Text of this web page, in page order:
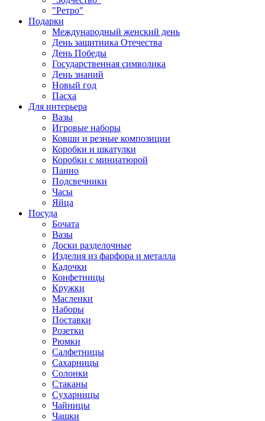
"Ретро"
Подарки
Международный женский день
День защитника Отечества
День Победы
Государственная символика
День знаний
Новый год
Пасха
Для интерьера
Вазы
Игровые наборы
Ковши и резные композиции
Коробки и шкатулки
Коробки с миниатюрой
Панно
Подсвечники
Часы
Яйца
Посуда
Бочата
Вазы
Доски разделочные
Изделия из фарфора и металла
Кадочки
Конфетницы
Кружки
Масленки
Наборы
Поставки
Розетки
Рюмки
Салфетницы
Сахарницы
Солонки
Стаканы
Сухарницы
Чайницы
Чашки